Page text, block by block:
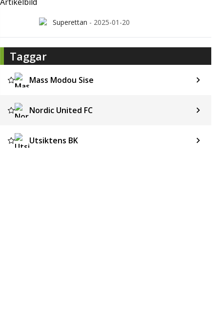
Superettan - 2025-01-20
Taggar
Mass Modou Sise
Nordic United FC
Utsiktens BK